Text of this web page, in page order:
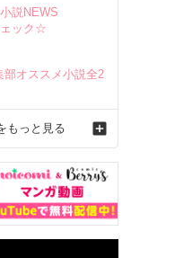
説NEWS
ェック☆
部オススメ小説全2
もっと見る